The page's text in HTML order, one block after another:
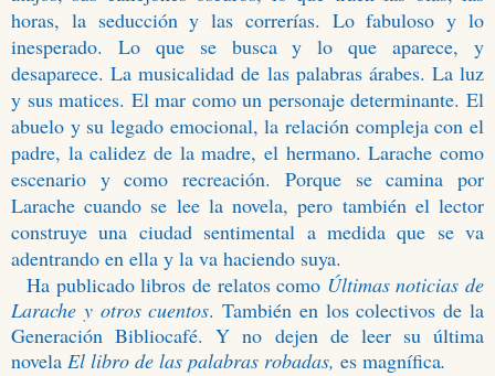
horas, la seducción y las correrías. Lo fabuloso y lo
inesperado. Lo que se busca y lo que aparece, y
desaparece. La musicalidad de las palabras árabes. La luz
y sus matices. El mar como un personaje determinante. El
abuelo y su legado emocional, la relación compleja con el
padre, la calidez de la madre, el hermano. Larache como
escenario y como recreación. Porque se camina por
Larache cuando se lee la novela, pero también el lector
construye una ciudad sentimental a medida que se va
adentrando en ella y la va haciendo suya.
Ha publicado libros de relatos como Últimas noticias de
Larache y otros cuentos. También en los colectivos de la
Generación Bibliocafé. Y no dejen de leer su última
novela El libro de las palabras robadas, es magnífica.